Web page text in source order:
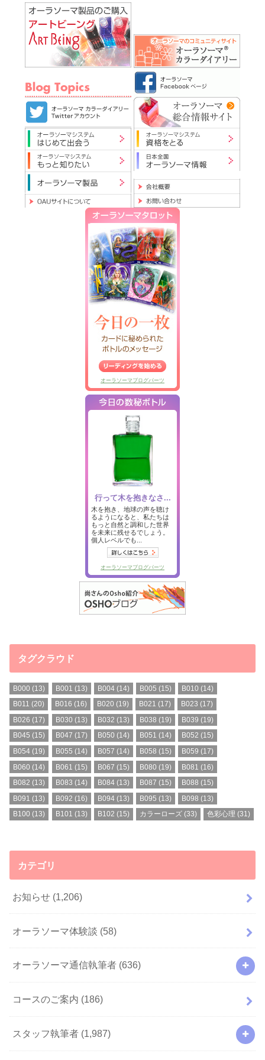
タグクラウド
B000 (13) B001 (13) B004(14) B005 (15) B010 (14)
B011 (20) B016 (16) B020 (19) B021 (17) B023 (17)
B026 (17) B030 (13) B032 (13) B038 (19) B039 (19)
B045 (15) B047 (17) B050 (14) B051 (14) B052 (15)
B054 (19) B055 (14) B057 (14) B058 (15) B059 (17)
B060 (14) B061 (15) B067 (15) B080 (19) B081 (16)
B082 (13) B083 (14) B084(13) B087 (15) B088 (15)
B091 (13) B092 (16) B094(13) B095 (13) B098 (13)
B100 (13) B101 (13) B102 (15) カラーローズ (33) 色彩心理 (31)
カテゴリ
お知らせ (1,206)
オーラソーマ体験談 (58)
オーラソーマ通信執筆者 (636)
コースのご案内 (186)
スタッフ執筆者 (1,987)